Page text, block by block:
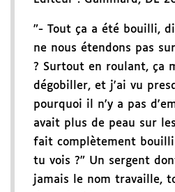
"- Tout ça a été bouilli,
ne nous étendons pas
? Surtout en roulant, ça
dégobiller, et j'ai vu
pourquoi il n'y a pas
avait plus de peau sur
fait complètement
tu vois ?" Un sergent
jamais le nom travaille,